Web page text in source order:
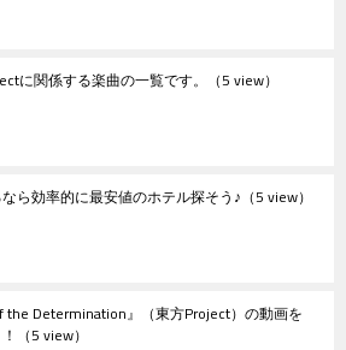
に関係する楽曲の一覧です。 （5 view）
ら効率的に最安値のホテル探そう♪ （5 view）
the Determination』（東方Project）の動画を
（5 view）